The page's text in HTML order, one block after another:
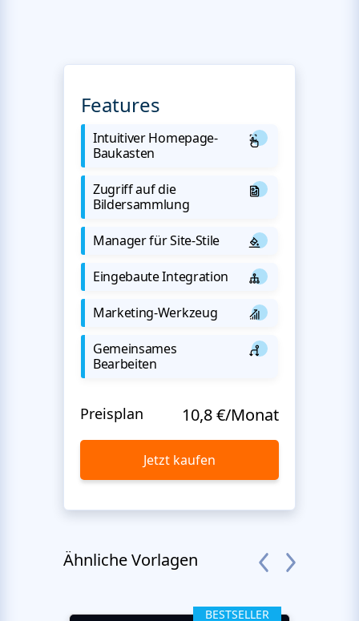
Features
Intuitiver Homepage-
Baukasten
Zugriff auf die
Bildersammlung
Manager für Site-Stile
Eingebaute Integration
Marketing-Werkzeug
Gemeinsames
Bearbeiten
Preisplan 10,8 €/Monat
Jetzt kaufen
Ähnliche Vorlagen
BESTSELLER